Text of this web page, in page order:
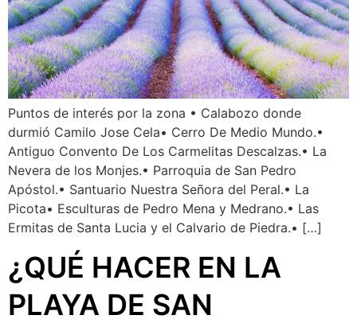
Puntos de interés por la zona • Calabozo donde
durmió Camilo Jose Cela• Cerro De Medio Mundo.•
Antiguo Convento De Los Carmelitas Descalzas.• La
Nevera de los Monjes.• Parroquia de San Pedro
Apóstol.• Santuario Nuestra Señora del Peral.• La
Picota• Esculturas de Pedro Mena y Medrano.• Las
Ermitas de Santa Lucia y el Calvario de Piedra.• […]
¿QUÉ HACER EN LA
PLAYA DE SAN